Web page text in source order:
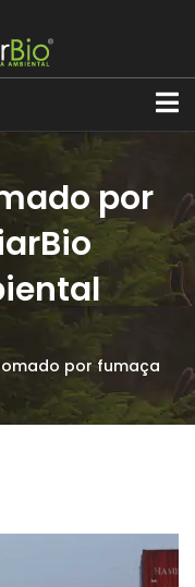
por
por fumaça